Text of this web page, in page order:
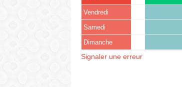
Vendredi
Samedi
Dimanche
Signaler une erreur